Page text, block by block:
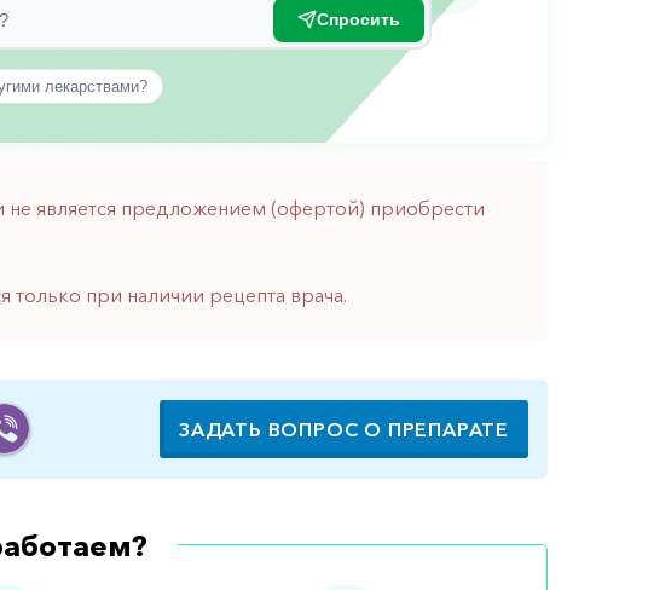
Спросить
лекарствами?
является предложением (офертой) приобрести
только при наличии рецепта врача.
ЗАДАТЬ ВОПРОС О ПРЕПАРАТЕ